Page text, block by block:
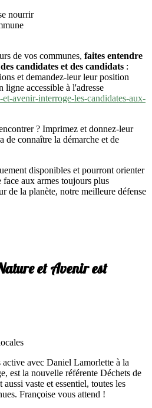
nourrir
de vos communes, faites entendre
candidates et des candidats :
et demandez-leur leur position
ligne accessible à l'adresse
avenir-interroge-les-candidates-aux-
? Imprimez et donnez-leur
de connaître la démarche et de
disponibles et pourront orienter
aux armes toujours plus
de la planète, notre meilleure défense
et Avenir est
avec Daniel Lamorlette à la
est la nouvelle référente Déchets de
vaste et essentiel, toutes les
Françoise vous attend !